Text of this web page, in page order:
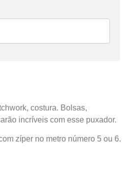
costura. Bolsas,
incríveis com esse puxador.
zíper no metro número 5 ou 6.